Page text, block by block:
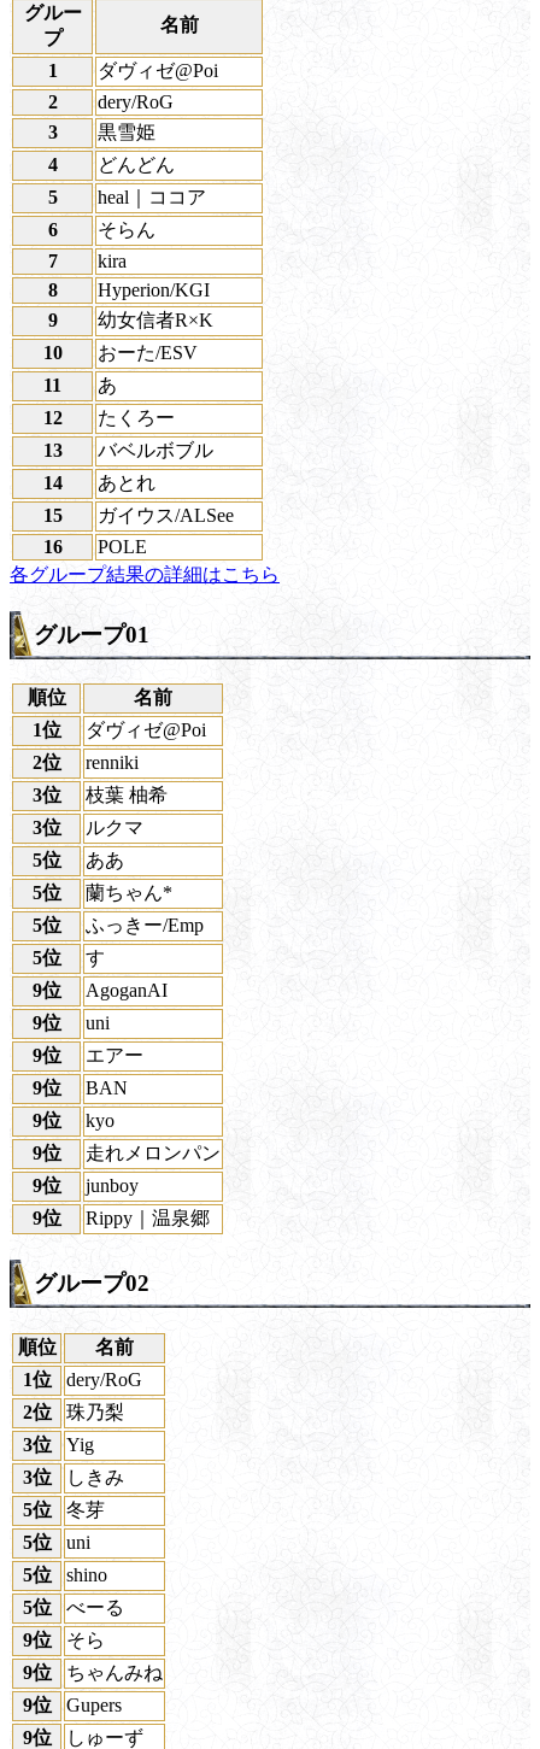
グルー
プ
名前
1
ダヴィゼ@Poi
2
dery/RoG
3
黒雪姫
4
どんどん
5
heal｜ココア
6
そらん
7
kira
8
Hyperion/KGI
9
幼女信者R×K
10
おーた/ESV
11
あ
12
たくろー
13
バベルボブル
14
あとれ
15
ガイウス/ALSee
16
POLE
各グループ結果の詳細はこちら
グループ01
順位
名前
1位
ダヴィゼ@Poi
2位
renniki
3位
枝葉 柚希
3位
ルクマ
5位
ああ
5位
蘭ちゃん*
5位
ふっきー/Emp
5位
す
9位
AgoganAI
9位
uni
9位
エアー
9位
BAN
9位
kyo
9位
走れメロンパン
9位
junboy
9位
Rippy｜温泉郷
グループ02
順位
名前
1位
dery/RoG
2位
珠乃梨
3位
Yig
3位
しきみ
5位
冬芽
5位
uni
5位
shino
5位
べーる
9位
そら
9位
ちゃんみね
9位
Gupers
9位
しゅーず